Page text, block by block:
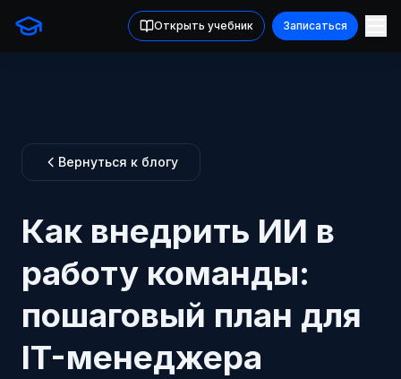
Открыть учебник Записаться
Вернуться к блогу
Как внедрить ИИ в
работу команды:
пошаговый план для
IT-менеджера